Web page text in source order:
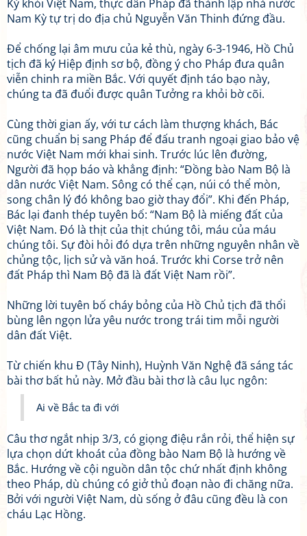
Kỳ khỏi Việt Nam, thực dân Pháp đã thành lập nhà nước
Nam Kỳ tự trị do địa chủ Nguyễn Văn Thinh đứng đầu.
Để chống lại âm mưu của kẻ thù, ngày 6-3-1946, Hồ Chủ
tịch đã ký Hiệp định sơ bộ, đồng ý cho Pháp đưa quân
viễn chinh ra miền Bắc. Với quyết định táo bạo này,
chúng ta đã đuổi được quân Tưởng ra khỏi bờ cõi.
Cùng thời gian ấy, với tư cách làm thượng khách, Bác
cũng chuẩn bị sang Pháp để đấu tranh ngoại giao bảo vệ
nước Việt Nam mới khai sinh. Trước lúc lên đường,
Người đã họp báo và khẳng định: “Đồng bào Nam Bộ là
dân nước Việt Nam. Sông có thể cạn, núi có thể mòn,
song chân lý đó không bao giờ thay đổi”. Khi đến Pháp,
Bác lại đanh thép tuyên bố: “Nam Bộ là miếng đất của
Việt Nam. Đó là thịt của thịt chúng tôi, máu của máu
chúng tôi. Sự đòi hỏi đó dựa trên những nguyên nhân về
chủng tộc, lịch sử và văn hoá. Trước khi Corse trở nên
đất Pháp thì Nam Bộ đã là đất Việt Nam rồi”.
Những lời tuyên bố cháy bỏng của Hồ Chủ tịch đã thổi
bùng lên ngọn lửa yêu nước trong trái tim mỗi người
dân đất Việt.
Từ chiến khu Đ (Tây Ninh), Huỳnh Văn Nghệ đã sáng tác
bài thơ bất hủ này. Mở đầu bài thơ là câu lục ngôn:
Ai về Bắc ta đi với
Câu thơ ngắt nhịp 3/3, có giọng điệu rắn rỏi, thể hiện sự
lựa chọn dứt khoát của đồng bào Nam Bộ là hướng về
Bắc. Hướng về cội nguồn dân tộc chứ nhất định không
theo Pháp, dù chúng có giở thủ đoạn nào đi chăng nữa.
Bởi với người Việt Nam, dù sống ở đâu cũng đều là con
cháu Lạc Hồng.